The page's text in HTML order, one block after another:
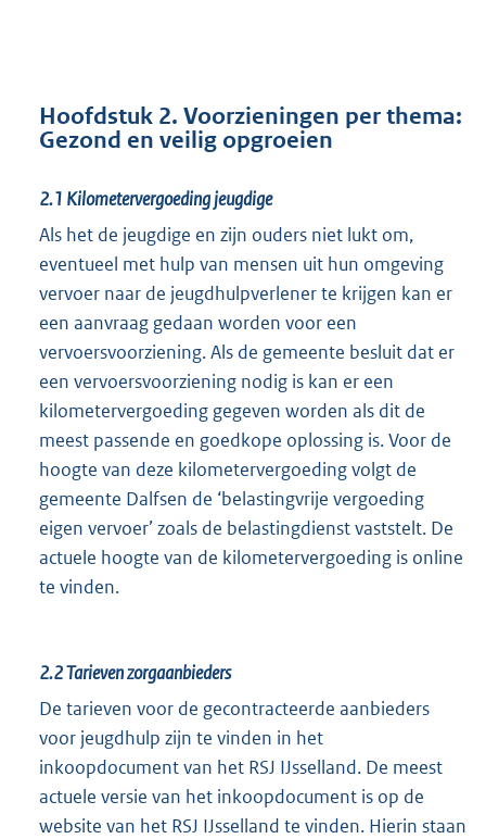
Hoofdstuk 2. Voorzieningen per thema:
Gezond en veilig opgroeien
2.1 Kilometervergoeding jeugdige
Als het de jeugdige en zijn ouders niet lukt om,
eventueel met hulp van mensen uit hun omgeving
vervoer naar de jeugdhulpverlener te krijgen kan er
een aanvraag gedaan worden voor een
vervoersvoorziening. Als de gemeente besluit dat er
een vervoersvoorziening nodig is kan er een
kilometervergoeding gegeven worden als dit de
meest passende en goedkope oplossing is. Voor de
hoogte van deze kilometervergoeding volgt de
gemeente Dalfsen de ‘belastingvrije vergoeding
eigen vervoer’ zoals de belastingdienst vaststelt. De
actuele hoogte van de kilometervergoeding is online
te vinden.
2.2Tarieven zorgaanbieders
De tarieven voor de gecontracteerde aanbieders
voor jeugdhulp zijn te vinden in het
inkoopdocument van het RSJ IJsselland. De meest
actuele versie van het inkoopdocument is op de
website van het RSJ IJsselland te vinden. Hierin staan